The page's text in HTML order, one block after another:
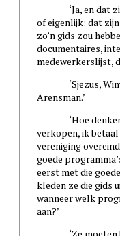
‘Ja, en dat zijn
of eigenlijk: dat zijn
zo’n gids zou
documentaires,
medewerkerslijst,
‘Sjezus, Wim
Arensman.’
‘Hoe denken
verkopen, ik betaal
vereniging
goede
eerst met die
kleden ze die gids
wanneer welk
aan?’
‘Ze moeten